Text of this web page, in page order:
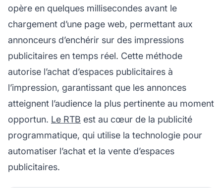
opère en quelques millisecondes avant le
chargement d’une page web, permettant aux
annonceurs d’enchérir sur des impressions
publicitaires en temps réel. Cette méthode
autorise l’achat d’espaces publicitaires à
l’impression, garantissant que les annonces
atteignent l’audience la plus pertinente au moment
opportun. Le RTB est au cœur de la publicité
programmatique, qui utilise la technologie pour
automatiser l’achat et la vente d’espaces
publicitaires.